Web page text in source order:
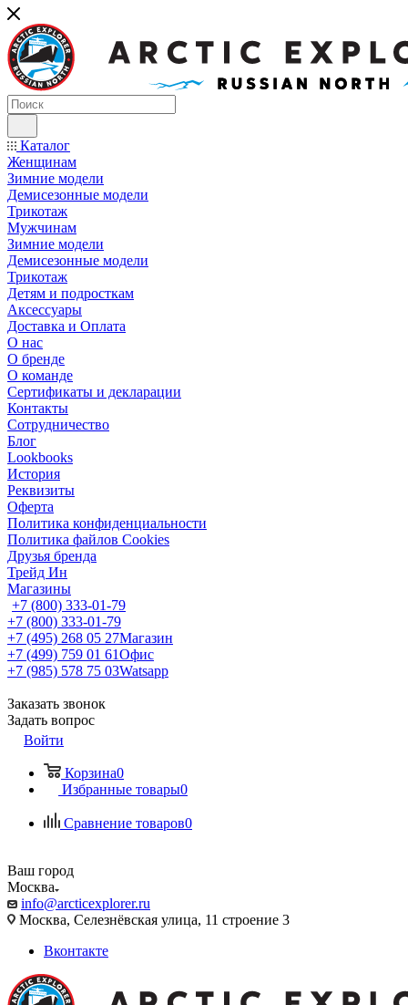
Каталог
Женщинам
Зимние модели
Демисезонные модели
Трикотаж
Мужчинам
Зимние модели
Демисезонные модели
Трикотаж
Детям и подросткам
Аксессуары
Доставка и Оплата
О нас
О бренде
О команде
Сертификаты и декларации
Контакты
Сотрудничество
Блог
Lookbooks
История
Реквизиты
Оферта
Политика конфиденциальности
Политика файлов Cookies
Друзья бренда
Трейд Ин
Магазины
+7 (800) 333-01-79
+7 (800) 333-01-79
+7 (495) 268 05 27Магазин
+7 (499) 759 01 61Офис
+7 (985) 578 75 03Watsapp
Заказать звонок
Задать вопрос
Войти
Корзина0
Избранные товары0
Сравнение товаров0
Ваш город
Москва
info@arcticexplorer.ru
Москва, Селезнёвская улица, 11 строение 3
Вконтакте